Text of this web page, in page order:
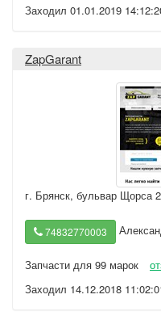
Заходил 01.01.2019
ZapGarant
г. Брянск, бульвар Щорса
74832770003
Запчасти для 99 марок
Заходил 14.12.2018